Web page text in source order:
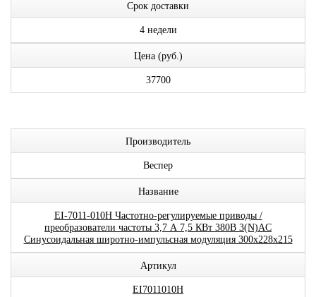
Срок доставки
4 недели
Цена (руб.)
37700
Производитель
Веспер
Название
EI-7011-010H Частотно-регулируемые приводы /
преобразователи частоты 3,7 А 7,5 КВт 380В 3(N)AC
Синусоидальная широтно-импульсная модуляция 300x228x215
Артикул
EI7011010H